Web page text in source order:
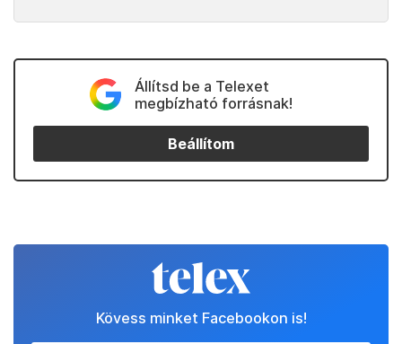
Állítsd be a Telexet
megbízható forrásnak!
Beállítom
Kövess minket Facebookon is!